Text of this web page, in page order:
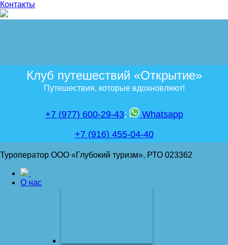
Контакты
Клуб путешествий «Открытие»
Путешествия, которые вдохновляют!
+7 (977) 600-29-43;
Whatsapp
+7 (916) 455-04-40
Туроператор ООО «Глубокий туризм», РТО 023362
О нас